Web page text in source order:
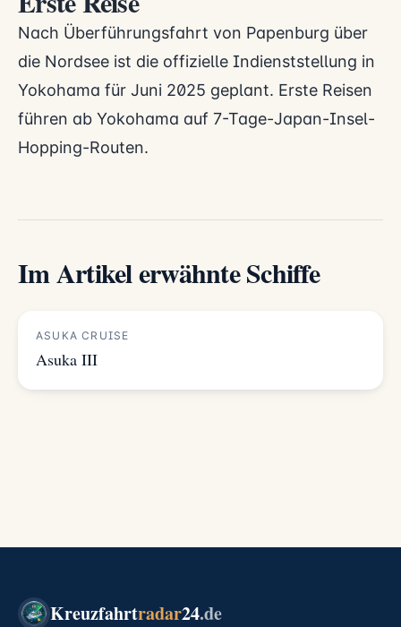
Nach Überführungsfahrt von Papenburg über
die Nordsee ist die offizielle Indienststellung in
Yokohama für Juni 2025 geplant. Erste Reisen
führen ab Yokohama auf 7-Tage-Japan-Insel-
Hopping-Routen.
Im Artikel erwähnte Schiffe
ASUKA CRUISE
Asuka III
Kreuzfahrtradar24.de